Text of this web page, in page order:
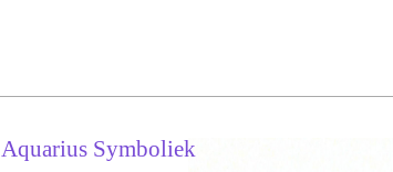
Aquarius Symboliek